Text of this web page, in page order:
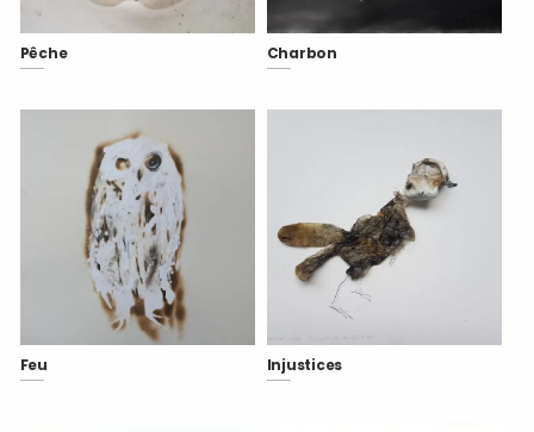
Pêche Charbon
Feu Injustices